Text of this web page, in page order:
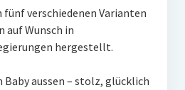
fünf verschiedenen Varianten
auf Wunsch in
hergestellt.
Baby aussen – stolz, glücklich